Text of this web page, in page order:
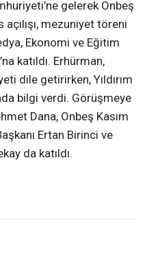
gelerek Onbeş
mezuniyet töreni
Ekonomi ve Eğitim
katıldı. Erhürman,
dile getirirken, Yıldırım
bilgi verdi. Görüşmeye
Dana, Onbeş Kasım
Ertan Birinci ve
da katıldı.